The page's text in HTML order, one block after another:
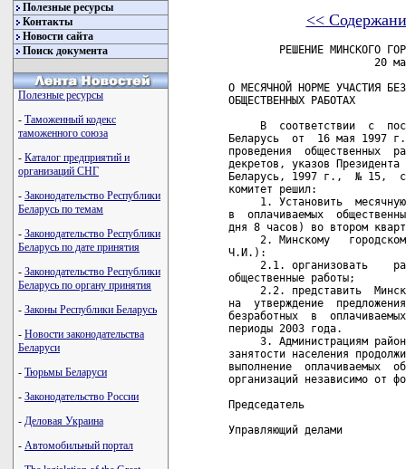
Полезные ресурсы
Контакты
Новости сайта
Поиск документа
Полезные ресурсы
- Таможенный кодекс
таможенного союза
- Каталог предприятий и
организаций СНГ
- Законодательство Республики
Беларусь по темам
- Законодательство Республики
Беларусь по дате принятия
- Законодательство Республики
Беларусь по органу принятия
- Законы Республики Беларусь
- Новости законодательства
Беларуси
- Тюрьмы Беларуси
- Законодательство России
- Деловая Украина
- Автомобильный портал
<<
РЕШЕНИЕ МИНСКОГО
20
О МЕСЯЧНОЙ НОРМЕ УЧАСТИЯ
ОБЩЕСТВЕННЫХ РАБОТАХ
В  соответствии  с
Беларусь  от  16 мая 1997
проведения  общественных
декретов, указов Президента
Беларусь, 1997 г.,  № 15,
комитет решил:
1. Установить
в  оплачиваемых
дня 8 часов) во втором
2. Минскому
Ч.И.):
2.1. организовать
общественные работы;
2.2. представить
на  утверждение
безработных  в
периоды 2003 года.
3. Администрациям
занятости населения
выполнение  оплачиваемых
организаций независимо от
Председатель
Управляющий делами